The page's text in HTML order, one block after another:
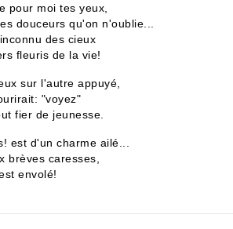
pour moi tes yeux,
douceurs qu'on n'oublie...
des cieux
fleuris de la vie!
sur l'autre appuyé,
"voyez"
fier de jeunesse.
est d'un charme ailé...
brèves caresses,
envolé!